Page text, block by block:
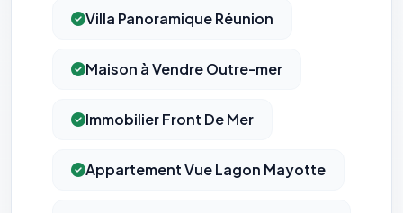
Villa Panoramique Réunion
Maison à Vendre Outre-mer
Immobilier Front De Mer
Appartement Vue Lagon Mayotte